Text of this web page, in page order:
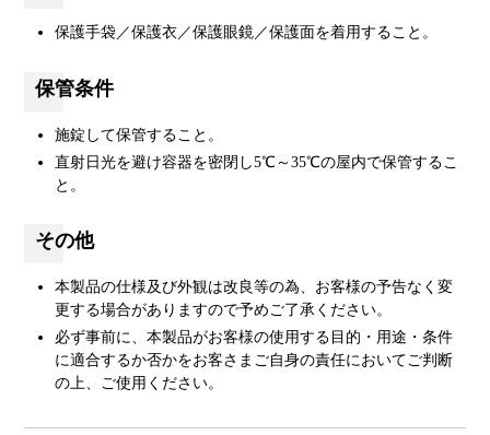
保護手袋／保護衣／保護眼鏡／保護面を着用すること。
保管条件
施錠して保管すること。
直射日光を避け容器を密閉し5℃～35℃の屋内で保管するこ
と。
その他
本製品の仕様及び外観は改良等の為、お客様の予告なく変
更する場合がありますので予めご了承ください。
必ず事前に、本製品がお客様の使用する目的・用途・条件
に適合するか否かをお客さまご自身の責任においてご判断
の上、ご使用ください。